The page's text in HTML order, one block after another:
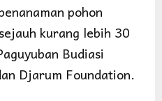
pohon
kurang lebih 30
Budiasi
Djarum Foundation.